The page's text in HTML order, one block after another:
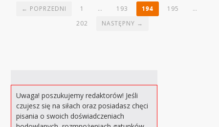
← POPRZEDNI 1 … 193 194 195
…
202
NASTĘPNY →
Uwaga! poszukujemy redaktorów! Jeśli
czujesz się na siłach oraz posiadasz chęci
pisania o swoich doświadczeniach